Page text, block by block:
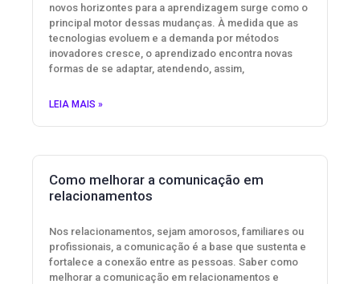
novos horizontes para a aprendizagem surge como o
principal motor dessas mudanças. À medida que as
tecnologias evoluem e a demanda por métodos
inovadores cresce, o aprendizado encontra novas
formas de se adaptar, atendendo, assim,
LEIA MAIS »
Como melhorar a comunicação em
relacionamentos
Nos relacionamentos, sejam amorosos, familiares ou
profissionais, a comunicação é a base que sustenta e
fortalece a conexão entre as pessoas. Saber como
melhorar a comunicação em relacionamentos e